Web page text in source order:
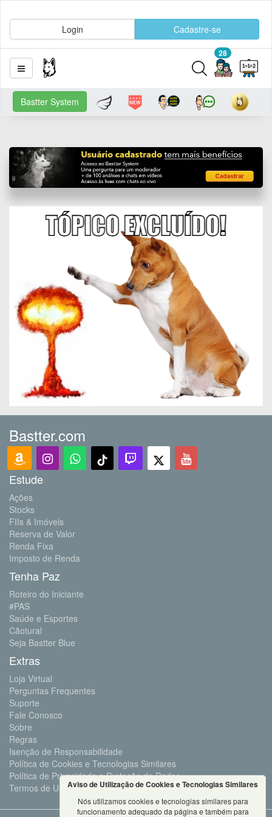
Login Cadastre-se
28
Bastter System
Bastter.com
Estude
Ações
Stocks
FIIs & Imóveis
Reserva de Valor
Renda Fixa
Imposto de Renda
Tenha Paz
Roteiro do Iniciante
#PAS
Saúde e Esportes
Cãotural
Seja Bastter Blue
Extras
Loja Virtual
Perguntas Frequentes
Suporte
Fale Conosco
Sobre
Regras
Isenção de Responsabilidade
Política de Cookies e Tecnologias Similares
Política de Privacidade e Proteção de Dados
Termos de UsoAviso de Utilização de Cookies e Tecnologias Similares
Nós utilizamos cookies e tecnologias similares para
funcionamento adequado da página e também para